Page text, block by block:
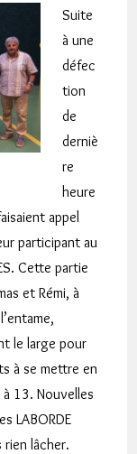
Suite
à une
défec
tion
de
derniè
re
heure
appel
participant au
Cette partie
et Rémi, à
le large pour
à se mettre en
13. Nouvelles
LABORDE
rien lâcher.